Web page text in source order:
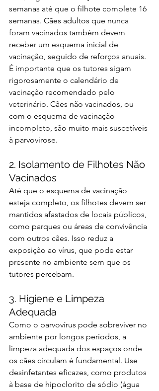
semanas até que o filhote complete 16
semanas. Cães adultos que nunca
foram vacinados também devem
receber um esquema inicial de
vacinação, seguido de reforços anuais.
É importante que os tutores sigam
rigorosamente o calendário de
vacinação recomendado pelo
veterinário. Cães não vacinados, ou
com o esquema de vacinação
incompleto, são muito mais suscetíveis
à parvovirose.
2. Isolamento de Filhotes Não
Vacinados
Até que o esquema de vacinação
esteja completo, os filhotes devem ser
mantidos afastados de locais públicos,
como parques ou áreas de convivência
com outros cães. Isso reduz a
exposição ao vírus, que pode estar
presente no ambiente sem que os
tutores percebam.
3. Higiene e Limpeza
Adequada
Como o parvovírus pode sobreviver no
ambiente por longos períodos, a
limpeza adequada dos espaços onde
os cães circulam é fundamental. Use
desinfetantes eficazes, como produtos
à base de hipoclorito de sódio (água